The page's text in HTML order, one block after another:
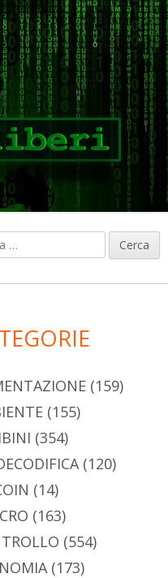
(159)
(155)
(354)
(120)
(14)
(163)
(554)
(173)